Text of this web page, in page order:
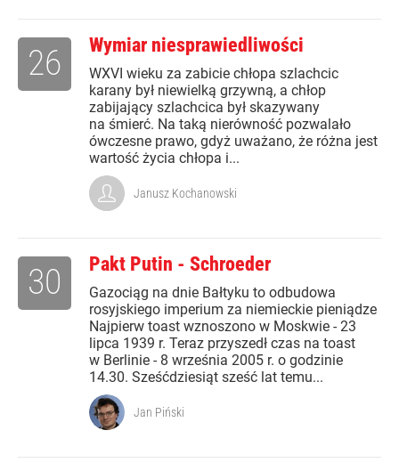
Wymiar niesprawiedliwości
WXVI wieku za zabicie chłopa szlachcic
karany był niewielką grzywną, a chłop
zabijający szlachcica był skazywany
na śmierć. Na taką nierówność pozwalało
ówczesne prawo, gdyż uważano, że różna jest
wartość życia chłopa i...
26
Janusz Kochanowski
Pakt Putin - Schroeder
Gazociąg na dnie Bałtyku to odbudowa
rosyjskiego imperium za niemieckie pieniądze
Najpierw toast wznoszono w Moskwie - 23
lipca 1939 r. Teraz przyszedł czas na toast
w Berlinie - 8 września 2005 r. o godzinie
14.30. Sześćdziesiąt sześć lat temu...
30
Jan Piński